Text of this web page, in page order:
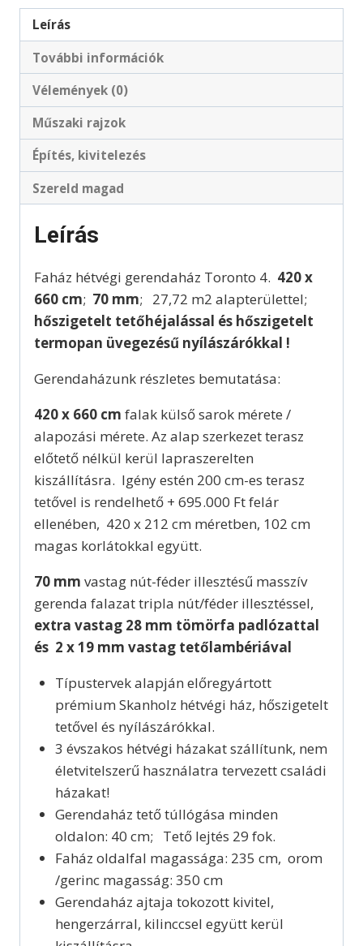
Leírás
További információk
Vélemények (0)
Műszaki rajzok
Építés, kivitelezés
Szereld magad
Leírás
Faház hétvégi gerendaház Toronto 4. 420 x
660 cm; 70 mm; 27,72 m2 alapterülettel;
hőszigetelt tetőhéjalással és hőszigetelt
termopan üvegezésű nyílászárókkal !
Gerendaházunk részletes bemutatása:
420 x 660 cm falak külső sarok mérete /
alapozási mérete. Az alap szerkezet terasz
előtető nélkül kerül lapraszerelten
kiszállításra. Igény estén 200 cm-es terasz
tetővel is rendelhető + 695.000 Ft felár
ellenében, 420 x 212 cm méretben, 102 cm
magas korlátokkal együtt.
70 mm vastag nút-féder illesztésű masszív
gerenda falazat tripla nút/féder illesztéssel,
extra vastag 28 mm tömörfa padlózattal
és 2 x 19 mm vastag tetőlambériával
Típustervek alapján előregyártott
prémium Skanholz hétvégi ház, hőszigetelt
tetővel és nyílászárókkal.
3 évszakos hétvégi házakat szállítunk, nem
életvitelszerű használatra tervezett családi
házakat!
Gerendaház tető túllógása minden
oldalon: 40 cm; Tető lejtés 29 fok.
Faház oldalfal magassága: 235 cm, orom
/gerinc magasság: 350 cm
Gerendaház ajtaja tokozott kivitel,
hengerzárral, kilinccsel együtt kerül